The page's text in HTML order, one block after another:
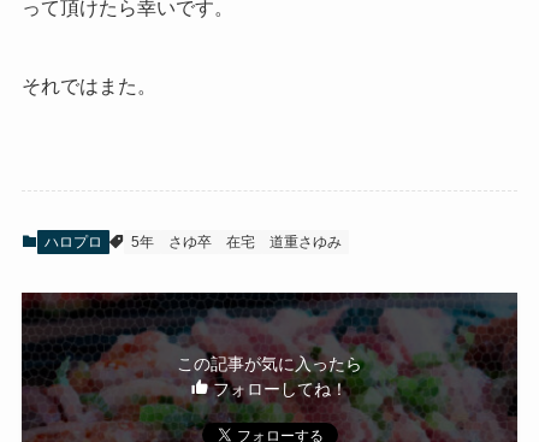
って頂けたら幸いです。
それではまた。
ハロプロ 5年 さゆ卒 在宅 道重さゆみ
この記事が気に入ったら
フォローしてね！